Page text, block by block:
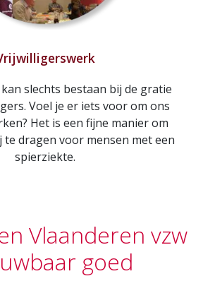
slechts bestaan bij de gratie
Voel je er iets voor om ons
Het is een fijne manier om
dragen voor mensen met een
spierziekte.
Vlaanderen vzw
goed